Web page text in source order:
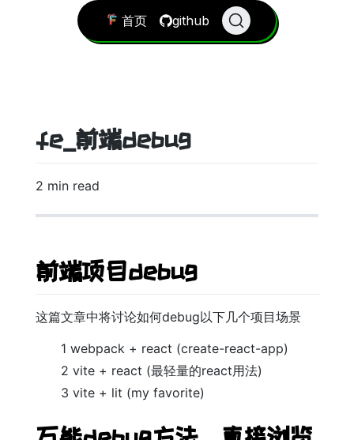
首页 github
fe_前端debug
2 min read
前端项目debug
这篇文章中将讨论如何debug以下几个项目场景
1 webpack + react (create-react-app)
2 vite + react (最轻量的react用法)
3 vite + lit (my favorite)